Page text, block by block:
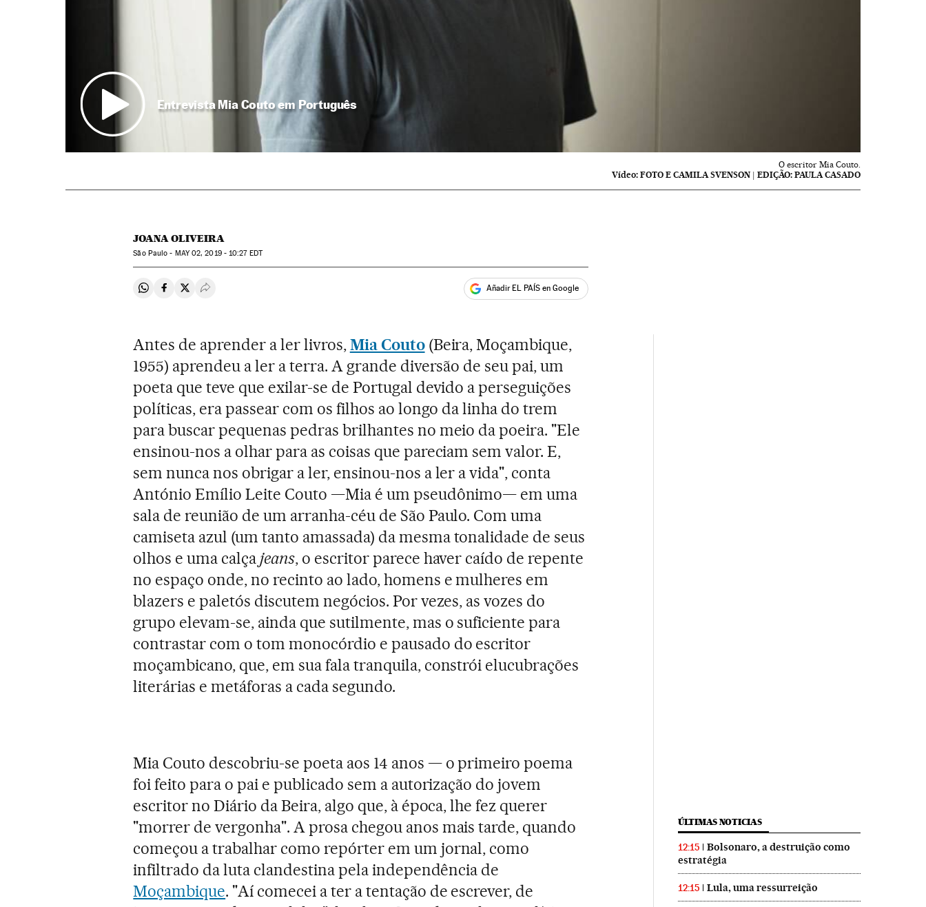
Entrevista Mia Couto em Português
O escritor Mia Couto.
Vídeo: FOTO E CAMILA SVENSON | EDIÇÃO: PAULA CASADO
JOANA OLIVEIRA
São Paulo - MAY02, 2019 - 10:27EDT
Compartir en Whatsapp
Compartir en Facebook
Compartir en Twitter
Desplegar Redes Sociales Añadir EL PAÍS en Google
Antes de aprender a ler livros,Mia Couto(Beira, Moçambique,
1955) aprendeu a ler a terra. A grande diversão de seu pai, um
poeta que teve que exilar-se de Portugal devido a perseguições
políticas, era passear com os filhos ao longo da linha do trem
para buscar pequenas pedras brilhantes no meio da poeira. "Ele
ensinou-nos a olhar para as coisas que pareciam sem valor. E,
sem nunca nos obrigar a ler, ensinou-nos a ler a vida", conta
António Emílio Leite Couto —Mia é um pseudônimo— em uma
sala de reunião de um arranha-céu de São Paulo. Com uma
camiseta azul (um tanto amassada) da mesma tonalidade de seus
olhos e uma calçajeans, o escritor parece haver caído de repente
no espaço onde, no recinto ao lado, homens e mulheres em
blazers e paletós discutem negócios. Por vezes, as vozes do
grupo elevam-se, ainda que sutilmente, mas o suficiente para
contrastar com o tom monocórdio e pausado do escritor
moçambicano, que, em sua fala tranquila, constrói elucubrações
literárias e metáforas a cada segundo.
Mia Couto descobriu-se poeta aos 14 anos — o primeiro poema
foi feito para o pai e publicado sem a autorização do jovem
escritor no Diário da Beira, algo que, à época, lhe fez querer
"morrer de vergonha". A prosa chegou anos mais tarde, quando
começou a trabalhar como repórter em um jornal, como
infiltrado da luta clandestina pela independência de
Moçambique. "Aí comecei a ter a tentação de escrever, de
ÚLTIMAS NOTICIAS
12:15
Bolsonaro, a destruição como
estratégia
12:15 Lula, uma ressurreição